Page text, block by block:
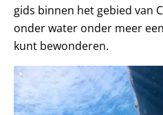
gids binnen het gebied van
onder water onder meer
kunt bewonderen.